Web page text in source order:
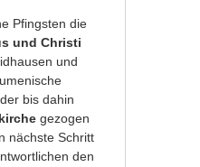
Pfingsten die
und Christi
und
bis dahin
gezogen
nächste Schritt
den